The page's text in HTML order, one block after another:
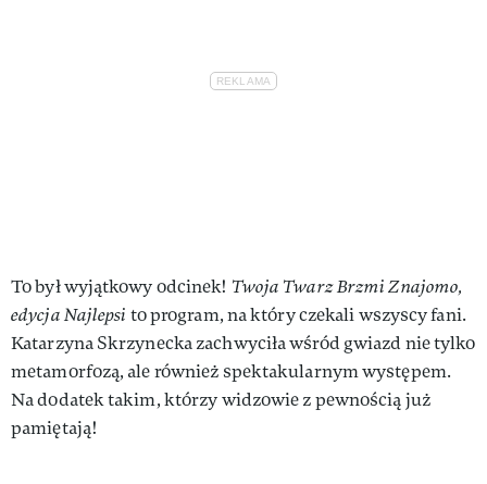
To był wyjątkowy odcinek! Twoja Twarz Brzmi Znajomo,
edycja Najlepsi to program, na który czekali wszyscy fani.
Katarzyna Skrzynecka zachwyciła wśród gwiazd nie tylko
metamorfozą, ale również spektakularnym występem.
Na dodatek takim, którzy widzowie z pewnością już
pamiętają!